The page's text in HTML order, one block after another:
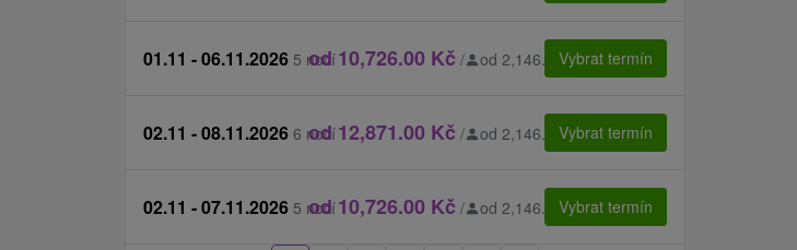
01.11 - 06.11.2026 5 nocí
od 10,726.00 Kč / od 2,146.00 KčVybrat termín
02.11 - 08.11.2026 6 nocí
od 12,871.00 Kč / od 2,146.00 KčVybrat termín
02.11 - 07.11.2026 5 nocí
od 10,726.00 Kč / od 2,146.00 KčVybrat termín